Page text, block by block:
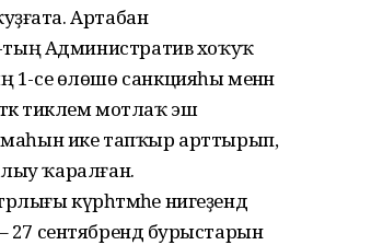
Артабан
тың Административ хоҡуҡ
1-се өлөшө санкцияһы менән
тиклем мотлаҡ эш
ике тапҡыр арттырып,
ҡаралған.
күрһәтмәһе нигеҙендә
сентябрендә бурыстарын